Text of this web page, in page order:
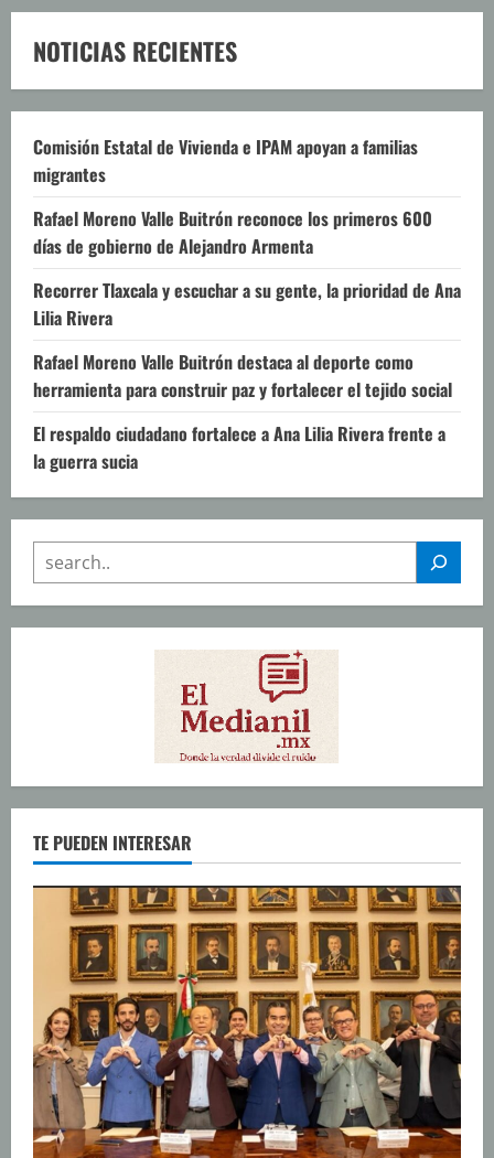
NOTICIAS RECIENTES
Comisión Estatal de Vivienda e IPAM apoyan a familias
migrantes
Rafael Moreno Valle Buitrón reconoce los primeros 600
días de gobierno de Alejandro Armenta
Recorrer Tlaxcala y escuchar a su gente, la prioridad de Ana
Lilia Rivera
Rafael Moreno Valle Buitrón destaca al deporte como
herramienta para construir paz y fortalecer el tejido social
El respaldo ciudadano fortalece a Ana Lilia Rivera frente a
la guerra sucia
SEARCH
TE PUEDEN INTERESAR